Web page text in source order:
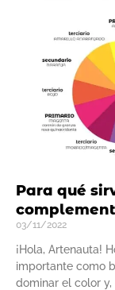
Para qué
03/11/2022
¡Hola, Artenauta!
importante como
dominar el color y,